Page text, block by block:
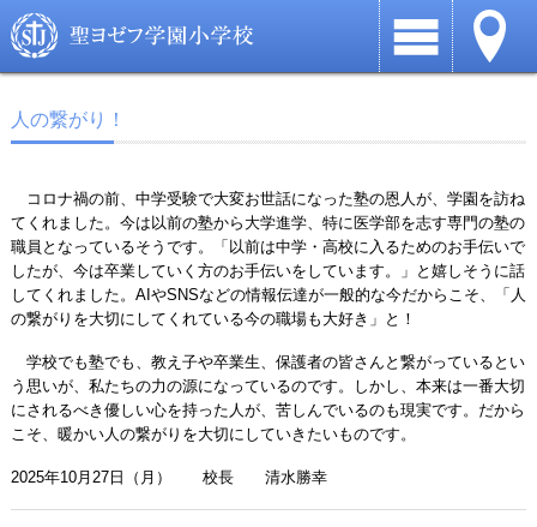
人の繋がり！
コロナ禍の前、中学受験で大変お世話になった塾の恩人が、学園を訪ね
てくれました。今は以前の塾から大学進学、特に医学部を志す専門の塾の
職員となっているそうです。「以前は中学・高校に入るためのお手伝いで
したが、今は卒業していく方のお手伝いをしています。」と嬉しそうに話
してくれました。AIやSNSなどの情報伝達が一般的な今だからこそ、「人
の繋がりを大切にしてくれている今の職場も大好き」と！
学校でも塾でも、教え子や卒業生、保護者の皆さんと繋がっているとい
う思いが、私たちの力の源になっているのです。しかし、本来は一番大切
にされるべき優しい心を持った人が、苦しんでいるのも現実です。だから
こそ、暖かい人の繋がりを大切にしていきたいものです。
2025年10月27日（月） 校長 清水勝幸